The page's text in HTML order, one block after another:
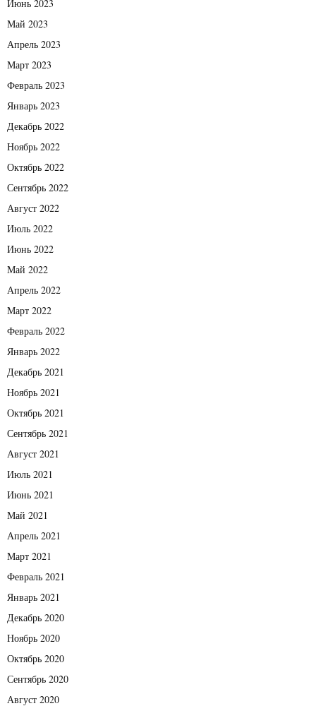
Июнь 2023
Май 2023
Апрель 2023
Март 2023
Февраль 2023
Январь 2023
Декабрь 2022
Ноябрь 2022
Октябрь 2022
Сентябрь 2022
Август 2022
Июль 2022
Июнь 2022
Май 2022
Апрель 2022
Март 2022
Февраль 2022
Январь 2022
Декабрь 2021
Ноябрь 2021
Октябрь 2021
Сентябрь 2021
Август 2021
Июль 2021
Июнь 2021
Май 2021
Апрель 2021
Март 2021
Февраль 2021
Январь 2021
Декабрь 2020
Ноябрь 2020
Октябрь 2020
Сентябрь 2020
Август 2020